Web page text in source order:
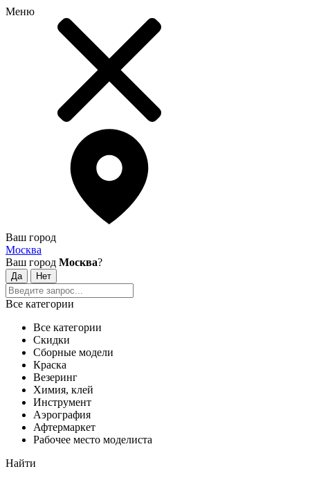
Меню
Ваш город
Москва
Ваш город Москва?
Все категории
Все категории
Скидки
Сборные модели
Краска
Везеринг
Химия, клей
Инструмент
Аэрография
Афтермаркет
Рабочее место моделиста
Найти